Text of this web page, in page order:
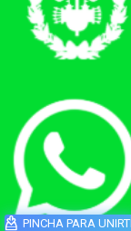
PINCHA PARA